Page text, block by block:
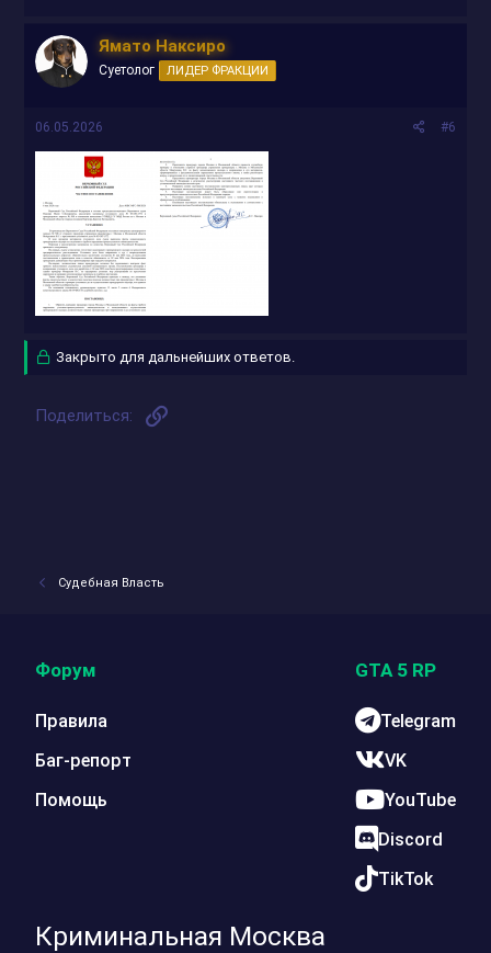
Ямато Наксиро
Суетолог ЛИДЕР ФРАКЦИИ
06.05.2026 #6
Закрыто для дальнейших ответов.
Поделиться:
Судебная Власть
Криминальная Москва
Форум
Правила
Баг-репорт
Помощь
GTA 5 RP
Telegram
VK
YouTube
Discord
TikTok